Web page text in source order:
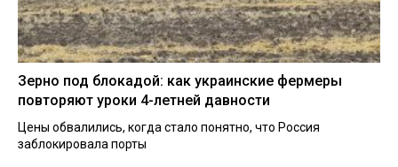
Зерно под блокадой: как украинские фермеры
повторяют уроки 4-летней давности
Цены обвалились, когда стало понятно, что Россия
заблокировала порты